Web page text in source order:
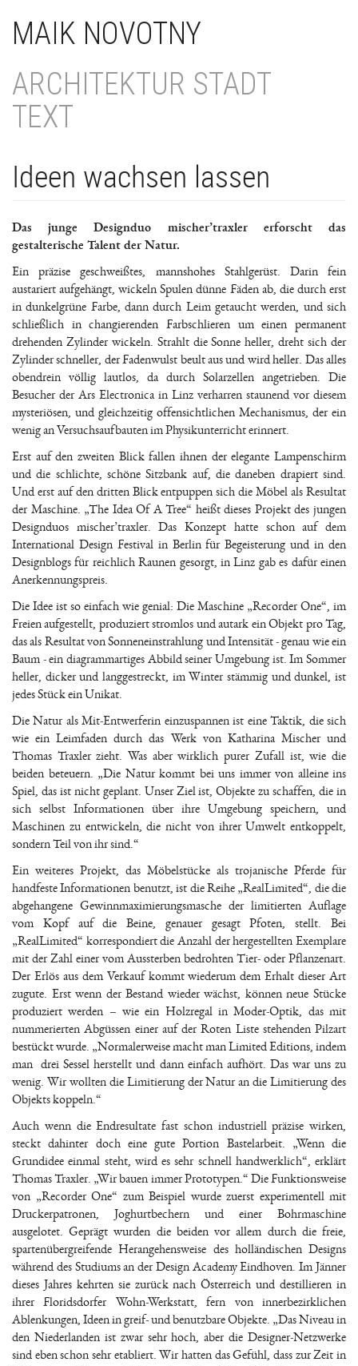
zum
InhaltMAIK NOVOTNY
ARCHITEKTUR STADT
TEXT
Ideen wachsen lassen
Das junge Designduo mischer’traxler erforscht das
gestalterische Talent der Natur.
Ein präzise geschweißtes, mannshohes Stahlgerüst. Darin fein
austariert aufgehängt, wickeln Spulen dünne Fäden ab, die durch erst
in dunkelgrüne Farbe, dann durch Leim getaucht werden, und sich
schließlich in changierenden Farbschlieren um einen permanent
drehenden Zylinder wickeln. Strahlt die Sonne heller, dreht sich der
Zylinder schneller, der Fadenwulst beult aus und wird heller. Das alles
obendrein völlig lautlos, da durch Solarzellen angetrieben. Die
Besucher der Ars Electronica in Linz verharren staunend vor diesem
mysteriösen, und gleichzeitig offensichtlichen Mechanismus, der ein
wenig an Versuchsaufbauten im Physikunterricht erinnert.
Erst auf den zweiten Blick fallen ihnen der elegante Lampenschirm
und die schlichte, schöne Sitzbank auf, die daneben drapiert sind.
Und erst auf den dritten Blick entpuppen sich die Möbel als Resultat
der Maschine. „The Idea Of A Tree“ heißt dieses Projekt des jungen
Designduos mischer’traxler. Das Konzept hatte schon auf dem
International Design Festival in Berlin für Begeisterung und in den
Designblogs für reichlich Raunen gesorgt, in Linz gab es dafür einen
Anerkennungspreis.
Die Idee ist so einfach wie genial: Die Maschine „Recorder One“, im
Freien aufgestellt, produziert stromlos und autark ein Objekt pro Tag,
das als Resultat von Sonneneinstrahlung und Intensität - genau wie ein
Baum - ein diagrammartiges Abbild seiner Umgebung ist. Im Sommer
heller, dicker und langgestreckt, im Winter stämmig und dunkel, ist
jedes Stück ein Unikat.
Die Natur als Mit-Entwerferin einzuspannen ist eine Taktik, die sich
wie ein Leimfaden durch das Werk von Katharina Mischer und
Thomas Traxler zieht. Was aber wirklich purer Zufall ist, wie die
beiden beteuern. „Die Natur kommt bei uns immer von alleine ins
Spiel, das ist nicht geplant. Unser Ziel ist, Objekte zu schaffen, die in
sich selbst Informationen über ihre Umgebung speichern, und
Maschinen zu entwickeln, die nicht von ihrer Umwelt entkoppelt,
sondern Teil von ihr sind.“
Ein weiteres Projekt, das Möbelstücke als trojanische Pferde für
handfeste Informationen benutzt, ist die Reihe „RealLimited“, die die
abgehangene Gewinnmaximierungsmasche der limitierten Auflage
vom Kopf auf die Beine, genauer gesagt Pfoten, stellt. Bei
„RealLimited“ korrespondiert die Anzahl der hergestellten Exemplare
mit der Zahl einer vom Aussterben bedrohten Tier- oder Pflanzenart.
Der Erlös aus dem Verkauf kommt wiederum dem Erhalt dieser Art
zugute. Erst wenn der Bestand wieder wächst, können neue Stücke
produziert werden – wie ein Holzregal in Moder-Optik, das mit
nummerierten Abgüssen einer auf der Roten Liste stehenden Pilzart
bestückt wurde. „Normalerweise macht man Limited Editions, indem
man drei Sessel herstellt und dann einfach aufhört. Das war uns zu
wenig. Wir wollten die Limitierung der Natur an die Limitierung des
Objekts koppeln.“
Auch wenn die Endresultate fast schon industriell präzise wirken,
steckt dahinter doch eine gute Portion Bastelarbeit. „Wenn die
Grundidee einmal steht, wird es sehr schnell handwerklich“, erklärt
Thomas Traxler. „Wir bauen immer Prototypen.“ Die Funktionsweise
von „Recorder One“ zum Beispiel wurde zuerst experimentell mit
Druckerpatronen, Joghurtbechern und einer Bohrmaschine
ausgelotet. Geprägt wurden die beiden vor allem durch die freie,
spartenübergreifende Herangehensweise des holländischen Designs
während des Studiums an der Design Academy Eindhoven. Im Jänner
dieses Jahres kehrten sie zurück nach Österreich und destillieren in
ihrer Floridsdorfer Wohn-Werkstatt, fern von innerbezirklichen
Ablenkungen, Ideen in greif- und benutzbare Objekte. „Das Niveau in
den Niederlanden ist zwar sehr hoch, aber die Designer-Netzwerke
sind eben schon sehr etabliert. Wir hatten das Gefühl, dass zur Zeit in